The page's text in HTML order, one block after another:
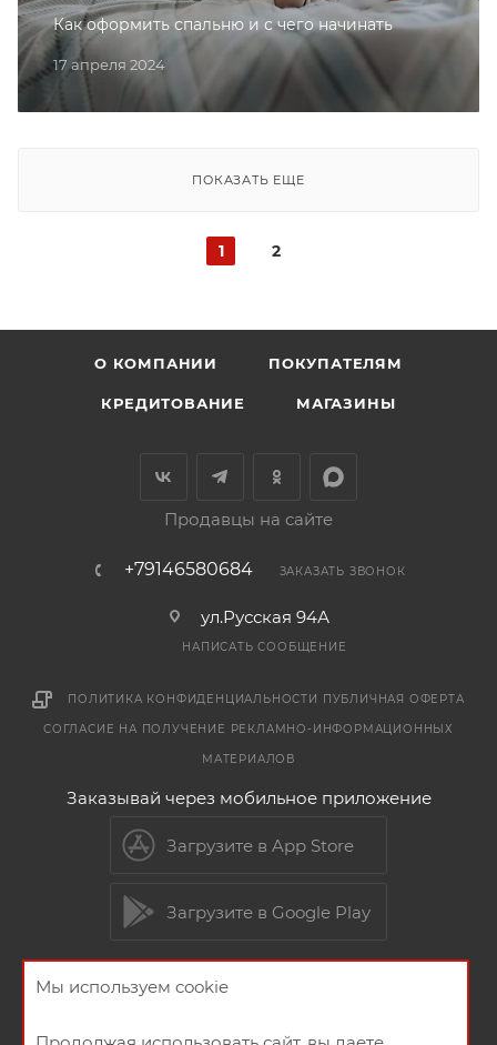
17 апреля 2024
Как оформить спальню и с чего начинать
ПОКАЗАТЬ ЕЩЕ
1 2
О КОМПАНИИ ПОКУПАТЕЛЯМ
КРЕДИТОВАНИЕ МАГАЗИНЫ
Продавцы на сайте
+79146580684 ЗАКАЗАТЬ ЗВОНОК
ул.Русская 94А
НАПИСАТЬ СООБЩЕНИЕ
ПОЛИТИКА КОНФИДЕНЦИАЛЬНОСТИ ПУБЛИЧНАЯ ОФЕРТА
СОГЛАСИЕ НА ПОЛУЧЕНИЕ РЕКЛАМНО-ИНФОРМАЦИОННЫХ
МАТЕРИАЛОВ
Заказывай через мобильное приложение
Загрузите в App Store
Загрузите в Google Play
Мы используем cookie